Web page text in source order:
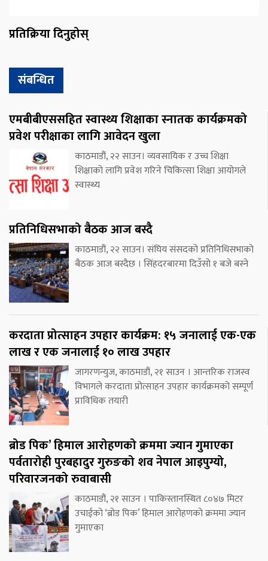
प्रतिक्रिया दिनुहोस्
संबन्धित
एमबीबीएससहित स्वास्थ्य शिक्षाका स्नातक कार्यक्रमको
प्रवेश परीक्षाका लागि आवेदन खुला
काठमाडौं, २२ साउन। व्यवसायिक र उच्च शिक्षा
शिक्षाको लागि प्रवेश गरिने चिकित्सा शिक्षा आयोगले
स्वास्थ्य
प्रतिनिधिसभाको बैठक आज बस्दै
काठमाडौं, २२ साउन। संघिय संसदको प्रतिनिधिसभाको
बैठक आज बस्दैछ । सिंहदरबारमा दिउँसो १ बजे बस्ने
करदाता प्रोत्साहन उपहार कार्यक्रम: १५ जनालाई एक-एक
लाख र एक जनालाई १० लाख उपहार
जागरणन्युज, काठमाडौं, २१ साउन । आन्तरिक राजस्व
विभागले करदाता प्रोत्साहन उपहार कार्यक्रमको सम्पूर्ण
प्राविधिक तयारी
ब्रोड पिक’ हिमाल आरोहणको क्रममा ज्यान गुमाएका
पर्वतारोही पुरबहादुर गुरुङको शव नेपाल आइपुग्यो,
परिवारजनको रुवाबासी
काठमाडौं, २१ साउन । पाकिस्तानस्थित ८०४७ मिटर
उचाईको ‘ब्रोड पिक’ हिमाल आरोहणको क्रममा ज्यान
गुमाएका